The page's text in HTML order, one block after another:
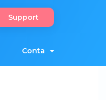
Support
Conta